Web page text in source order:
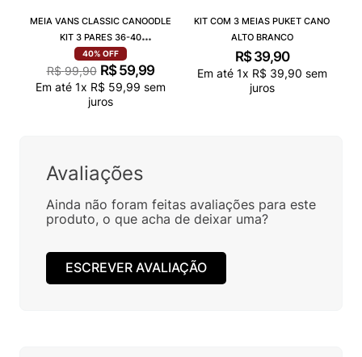
MEIA VANS CLASSIC CANOODLE
KIT 3 PARES 36-40
VN000QCAJU4
40% OFF
R$ 99,90 R$ 59,99
Em até 1x R$ 59,99 sem
juros
KIT COM 3 MEIAS PUKET CANO
ALTO BRANCO
R$ 39,90
Em até 1x R$ 39,90 sem
juros
Avaliações
Ainda não foram feitas avaliações para este
produto, o que acha de deixar uma?
ESCREVER AVALIAÇÃO